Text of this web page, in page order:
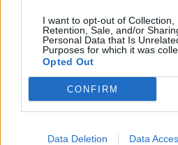
I want to opt-out of Collection,
Retention, Sale, and/or
Personal Data that Is
Purposes for which it was
Opted Out
CONFIRM
Data Deletion Data
ΣΧΕΤΙΚΑ ΑΡΘΡΑ